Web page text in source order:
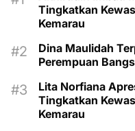
Tingkatkan
Kemarau
Dina Maulidah
Perempuan
Lita Norfiana
Tingkatkan
Kemarau